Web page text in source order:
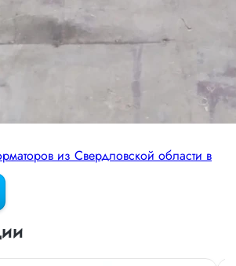
из Свердловской области в